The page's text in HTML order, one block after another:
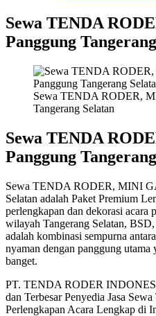
Sewa TENDA
Panggung
Sewa TENDA RODER,
Tangerang Selatan
Sewa TENDA
Panggung
Sewa TENDA RODER, MINI
Selatan adalah Paket Premium
perlengkapan dan dekorasi acara
wilayah Tangerang Selatan,
adalah kombinasi sempurna
nyaman dengan panggung utama
banget.
PT. TENDA RODER
dan Terbesar Penyedia Jasa
Perlengkapan Acara Lengkap di